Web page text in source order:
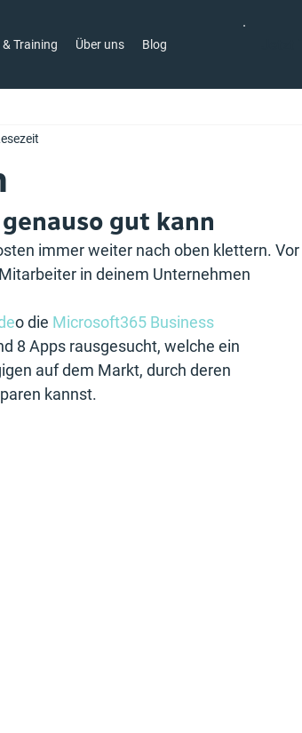
Training Über uns Blog
gut kann
immer weiter nach oben klettern. Vor
in deinem Unternehmen
o die Microsoft365 Business
8 Apps rausgesucht, welche ein
auf dem Markt, durch deren
kannst.